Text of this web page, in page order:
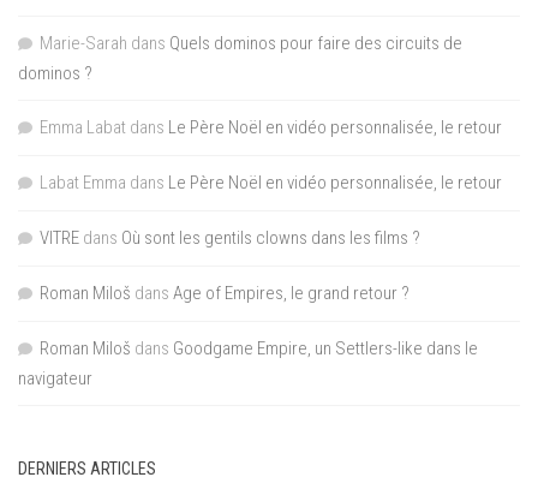
Marie-Sarah dans Quels dominos pour faire des circuits de
dominos ?
Emma Labat dans Le Père Noël en vidéo personnalisée, le retour
Labat Emma dans Le Père Noël en vidéo personnalisée, le retour
VITRE dans Où sont les gentils clowns dans les films ?
Roman Miloš dans Age of Empires, le grand retour ?
Roman Miloš dans Goodgame Empire, un Settlers-like dans le
navigateur
DERNIERS ARTICLES